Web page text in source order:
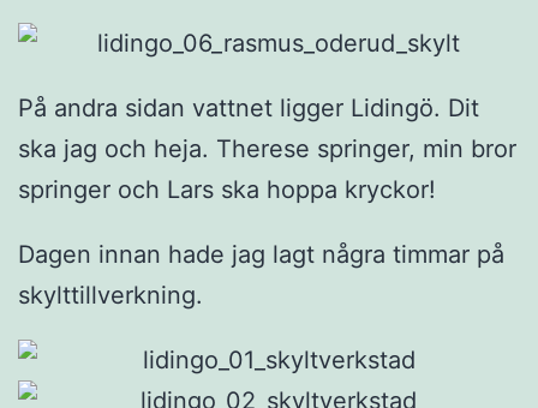
På andra sidan vattnet ligger Lidingö. Dit
ska jag och heja. Therese springer, min bror
springer och Lars ska hoppa kryckor!
Dagen innan hade jag lagt några timmar på
skylttillverkning.